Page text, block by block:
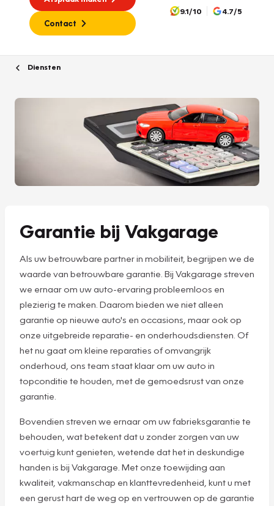
Contact
9.1/10 4.7/5
Diensten
Garantie bij Vakgarage
Als uw betrouwbare partner in mobiliteit, begrijpen we de
waarde van betrouwbare garantie. Bij Vakgarage streven
we ernaar om uw auto-ervaring probleemloos en
plezierig te maken. Daarom bieden we niet alleen
garantie op nieuwe auto's en occasions, maar ook op
onze uitgebreide reparatie- en onderhoudsdiensten. Of
het nu gaat om kleine reparaties of omvangrijk
onderhoud, ons team staat klaar om uw auto in
topconditie te houden, met de gemoedsrust van onze
garantie.
Bovendien streven we ernaar om uw fabrieksgarantie te
behouden, wat betekent dat u zonder zorgen van uw
voertuig kunt genieten, wetende dat het in deskundige
handen is bij Vakgarage. Met onze toewijding aan
kwaliteit, vakmanschap en klanttevredenheid, kunt u met
een gerust hart de weg op en vertrouwen op de garantie